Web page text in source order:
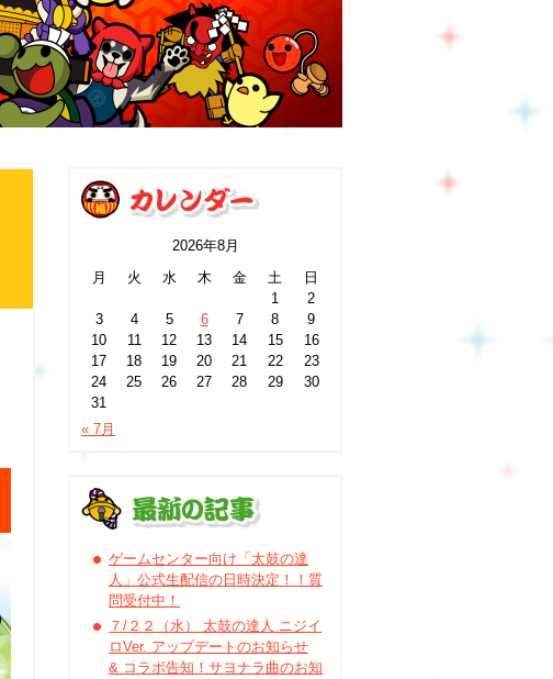
2026年8月
月
火 水 木 金 土
日
1
2
3
4 5 6 7 8
9
10
11 12 13 14 15
16
17
18 19 20 21 22
23
24
25 26 27 28 29
30
31
« 7月
ゲームセンター向け「太鼓の達
人」公式生配信の日時決定！！質
問受付中！
７/２２（水） 太鼓の達人 ニジイ
ロVer. アップデートのお知らせ
& コラボ告知！サヨナラ曲のお知